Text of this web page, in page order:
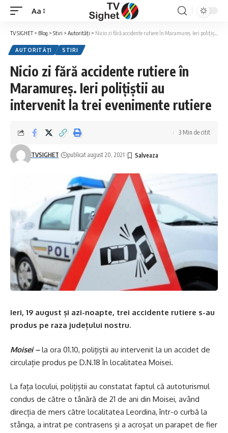
Font
Resizer
Aa
TV SIGHET> Blog > Stiri > Autorități > Nicio zi fără accidente rutiere în Maramureș. Ieri polițiștii au intervenit la trei evenimente rutiere
AUTORITĂȚI STIRI
Nicio zi fără accidente rutiere în
Maramureș. Ieri polițiștii au
intervenit la trei evenimente rutiere
TVSIGHET publicat august 20, 2021
3 Min de citit
Ieri, 19 august și azi-noapte, trei accidente rutiere s-au
produs pe raza județului nostru.
Moisei –la ora 01.10, polițiștii au intervenit la un accidet de
circulație produs pe D.N.18 în localitatea Moisei.
La fața locului, polițiștii au constatat faptul că autoturismul
condus de către o tânără de 21 de ani din Moisei, având
direcția de mers către localitatea Leordina, într-o curbă la
stânga, a intrat pe contrasens și a acroșat un parapet de fier